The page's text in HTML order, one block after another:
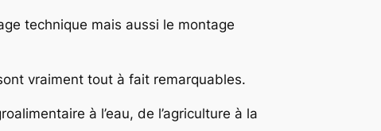
technique mais aussi le montage
vraiment tout à fait remarquables.
à l’eau, de l’agriculture à la